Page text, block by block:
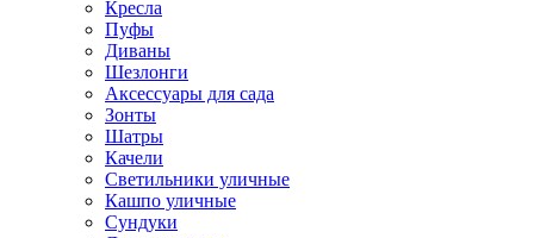
Кресла
Пуфы
Диваны
Шезлонги
Аксессуары для сада
Зонты
Шатры
Качели
Cветильники уличные
Кашпо уличные
Сундуки